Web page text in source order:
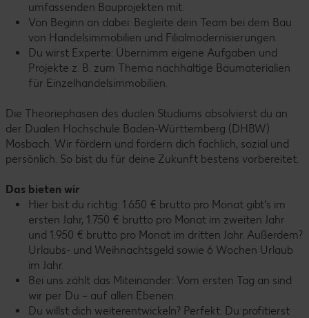
umfassenden Bauprojekten mit.
Von Beginn an dabei: Begleite dein Team bei dem Bau
von Handelsimmobilien und Filialmodernisierungen.
Du wirst Experte: Übernimm eigene Aufgaben und
Projekte z. B. zum Thema nachhaltige Baumaterialien
für Einzelhandelsimmobilien.
Die Theoriephasen des dualen Studiums absolvierst du an
der Dualen Hochschule Baden-Württemberg (DHBW)
Mosbach. Wir fördern und fordern dich fachlich, sozial und
persönlich. So bist du für deine Zukunft bestens vorbereitet.
Das bieten wir
Hier bist du richtig: 1.650 € brutto pro Monat gibt's im
ersten Jahr, 1.750 € brutto pro Monat im zweiten Jahr
und 1.950 € brutto pro Monat im dritten Jahr. Außerdem?
Urlaubs- und Weihnachtsgeld sowie 6 Wochen Urlaub
im Jahr.
Bei uns zählt das Miteinander: Vom ersten Tag an sind
wir per Du – auf allen Ebenen.
Du willst dich weiterentwickeln? Perfekt. Du profitierst